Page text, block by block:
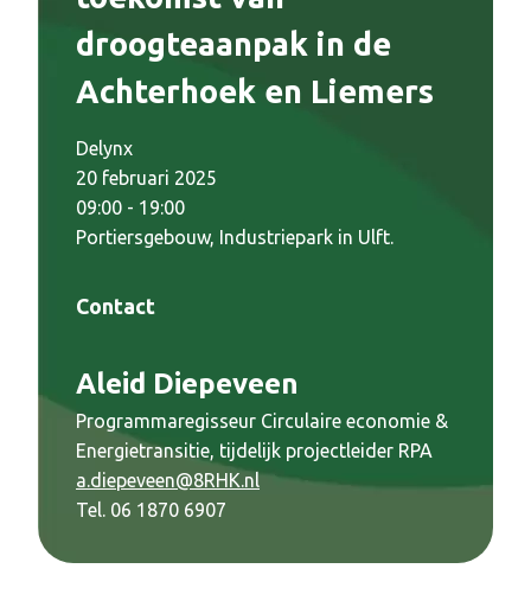
droogteaanpak in de
Achterhoek en Liemers
Delynx
20 februari 2025
09:00 - 19:00
Portiersgebouw, Industriepark in Ulft.
Contact
Aleid Diepeveen
Programmaregisseur Circulaire economie &
Energietransitie, tijdelijk projectleider RPA
a.diepeveen@8RHK.nl
Tel. 06 1870 6907